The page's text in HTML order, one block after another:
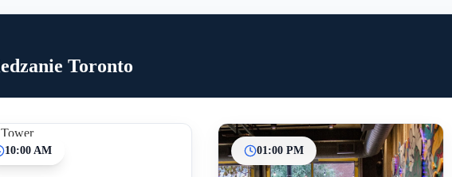
Toronto
10:00 AM 01:00 PM